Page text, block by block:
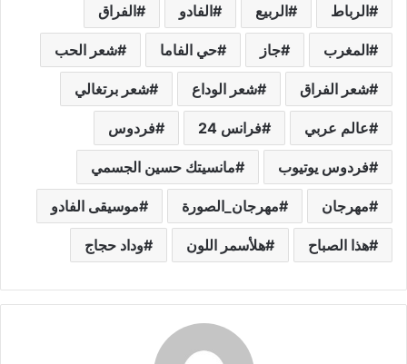
الرباط الربيع الفادو الفراق
المغرب جاز حي الفاما شعر الحب
شعر الفراق شعر الوداع شعر برتغالي
عالم عربي فرانس 24 فردوس
فردوس يوتيوب مانسيتك حسين الجسمي
مهرجان مهرجان_الصورة موسيقى الفادو
هذا الصباح هلأسمر اللون وداد حجاج